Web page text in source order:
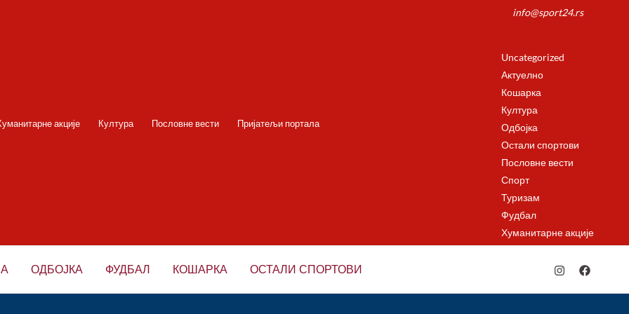
акције Култура Пословне вести Пријатељи портала
info@sport24.rs
Uncategorized
Актуелно
Кошарка
Култура
Одбојка
Остали спортови
Пословне вести
Спорт
Туризам
Фудбал
Хуманитарне акције
ОДБОЈКА ФУДБАЛ КОШАРКА ОСТАЛИ СПОРТОВИ